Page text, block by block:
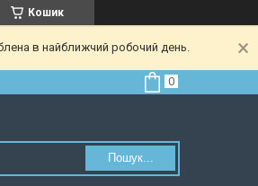
Кошик
в найближчий робочий день.
Пошук...